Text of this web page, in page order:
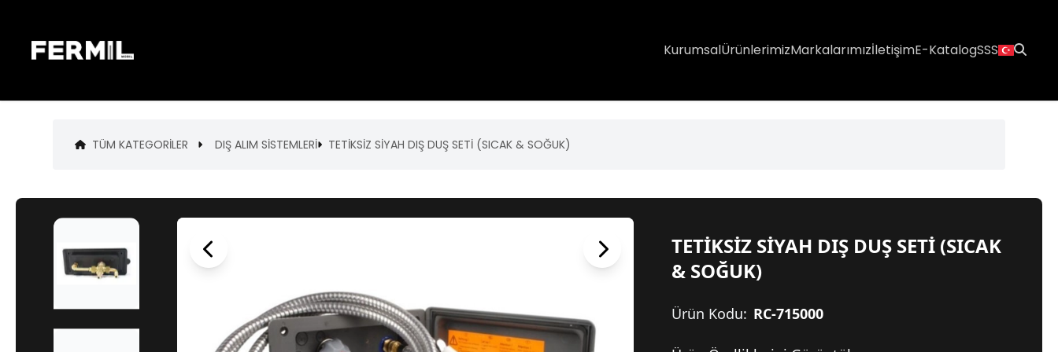
KurumsalÜrünlerimizMarkalarımızİletişimE-KatalogSSS
TÜM KATEGORILER DIŞ ALIM SİSTEMLERİ TETİKSİZ SİYAH DIŞ DUŞ SETİ (SICAK & SOĞUK)
TETİKSİZ SİYAH DIŞ DUŞ SETİ (SICAK
& SOĞUK)
Ürün Kodu: RC-715000